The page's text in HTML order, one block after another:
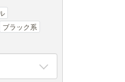
ブラック系